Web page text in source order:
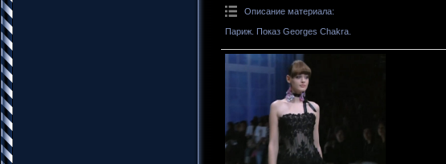
Описание материала:
Париж. Показ Georges Chakra.